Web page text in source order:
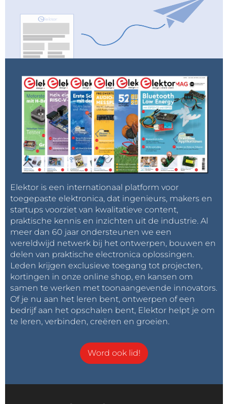
Elektor is een internationaal platform voor
toegepaste elektronica, dat ingenieurs, makers en
startups voorziet van kwalitatieve content,
praktische kennis en inzichten uit de industrie. Al
meer dan 60 jaar ondersteunen we een
wereldwijd netwerk bij het ontwerpen, bouwen en
delen van praktische electronica oplossingen.
Leden krijgen exclusieve toegang tot projecten,
kortingen in onze online shop, en kansen om
samen te werken met toonaangevende innovators.
Of je nu aan het leren bent, ontwerpen of een
bedrijf aan het opschalen bent, Elektor helpt je om
te leren, verbinden, creëren en groeien.
Word ook lid!